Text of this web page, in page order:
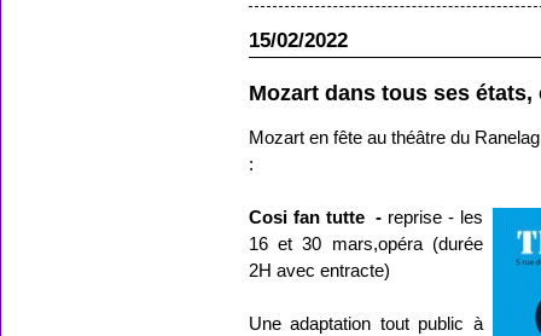
15/02/2022
Mozart dans tous ses
Mozart en fête au théâtre du
:
Cosi fan tutte- reprise - les
16 et 30 mars,opéra (durée
2H avec entracte)
Une adaptation tout public à